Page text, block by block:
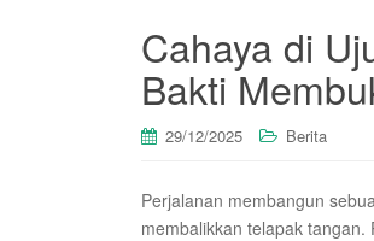
Cahaya di
Bakti
29/12/2025 Berita
Perjalanan membangun
membalikkan telapak